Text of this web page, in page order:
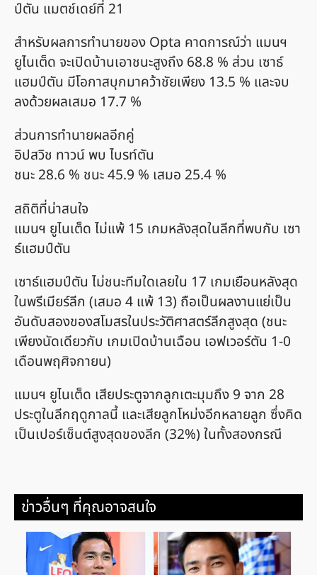
ป์ตัน แมตช์เดย์ที่ 21
สำหรับผลการทำนายของ Opta คาดการณ์ว่า แมนฯ
ยูไนเต็ด จะเปิดบ้านเอาชนะสูงถึง 68.8 % ส่วน เซาธ์
แฮมป์ตัน มีโอกาสบุกมาคว้าชัยเพียง 13.5 % และจบ
ลงด้วยผลเสมอ 17.7 %
ส่วนการทำนายผลอีกคู่
อิปสวิช ทาวน์ พบ ไบรท์ตัน
ชนะ 28.6 % ชนะ 45.9 % เสมอ 25.4 %
สถิติที่น่าสนใจ
แมนฯ ยูไนเต็ด ไม่แพ้ 15 เกมหลังสุดในลีกที่พบกับ เซา
ธ์แฮมป์ตัน
เซาธ์แฮมป์ตัน ไม่ชนะทีมใดเลยใน 17 เกมเยือนหลังสุด
ในพรีเมียร์ลีก (เสมอ 4 แพ้ 13) ถือเป็นผลงานแย่เป็น
อันดับสองของสโมสรในประวัติศาสตร์ลีกสูงสุด (ชนะ
เพียงนัดเดียวกับ เกมเปิดบ้านเฉือน เอฟเวอร์ตัน 1-0
เดือนพฤศิจกายน)
แมนฯ ยูไนเต็ด เสียประตูจากลูกเตะมุมถึง 9 จาก 28
ประตูในลีกฤดูกาลนี้ และเสียลูกโหม่งอีกหลายลูก ซึ่งคิด
เป็นเปอร์เซ็นต์สูงสุดของลีก (32%) ในทั้งสองกรณี
ข่าวอื่นๆ ที่คุณอาจสนใจ